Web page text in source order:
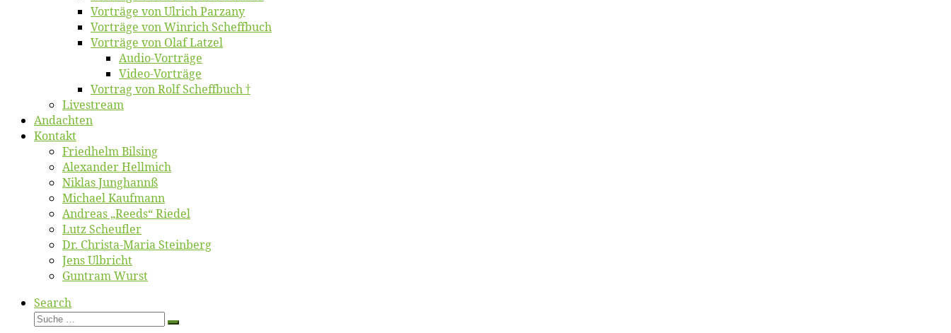
Vor­trä­ge von Ul­rich Parzany
Vor­trä­ge von Win­rich Scheffbuch
Vor­trä­ge von Olaf Latzel
Au­dio-Vor­trä­ge
Vi­deo-Vor­trä­ge
Vor­trag von Rolf Scheffbuch †
Live­stream
An­dach­ten
Kon­takt
Fried­helm Bilsing
Alex­an­der Hellmich
Ni­klas Junghannß
Mi­cha­el Kaufmann
An­dre­as „Reeds“ Riedel
Lutz Scheuf­ler
Dr. Chris­­ta-Ma­ria Steinberg
Jens Ulb­richt
Gun­tram Wurst
Search
Suche
Suche